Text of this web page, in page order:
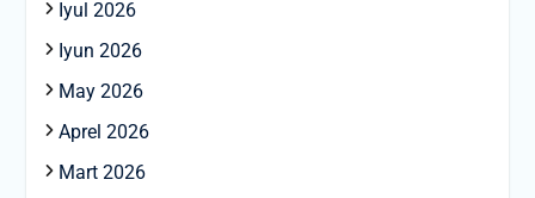
Iyul 2026
Iyun 2026
May 2026
Aprel 2026
Mart 2026